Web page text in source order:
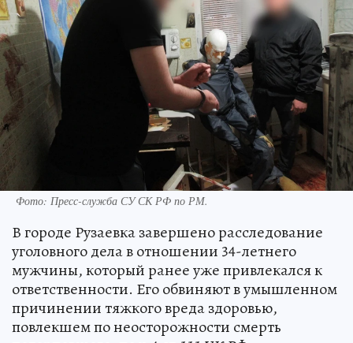
Фото: Пресс-служба СУ СК РФ по РМ.
В городе Рузаевка завершено расследование
уголовного дела в отношении 34-летнего
мужчины, который ранее уже привлекался к
ответственности. Его обвиняют в умышленном
причинении тяжкого вреда здоровью,
повлекшем по неосторожности смерть